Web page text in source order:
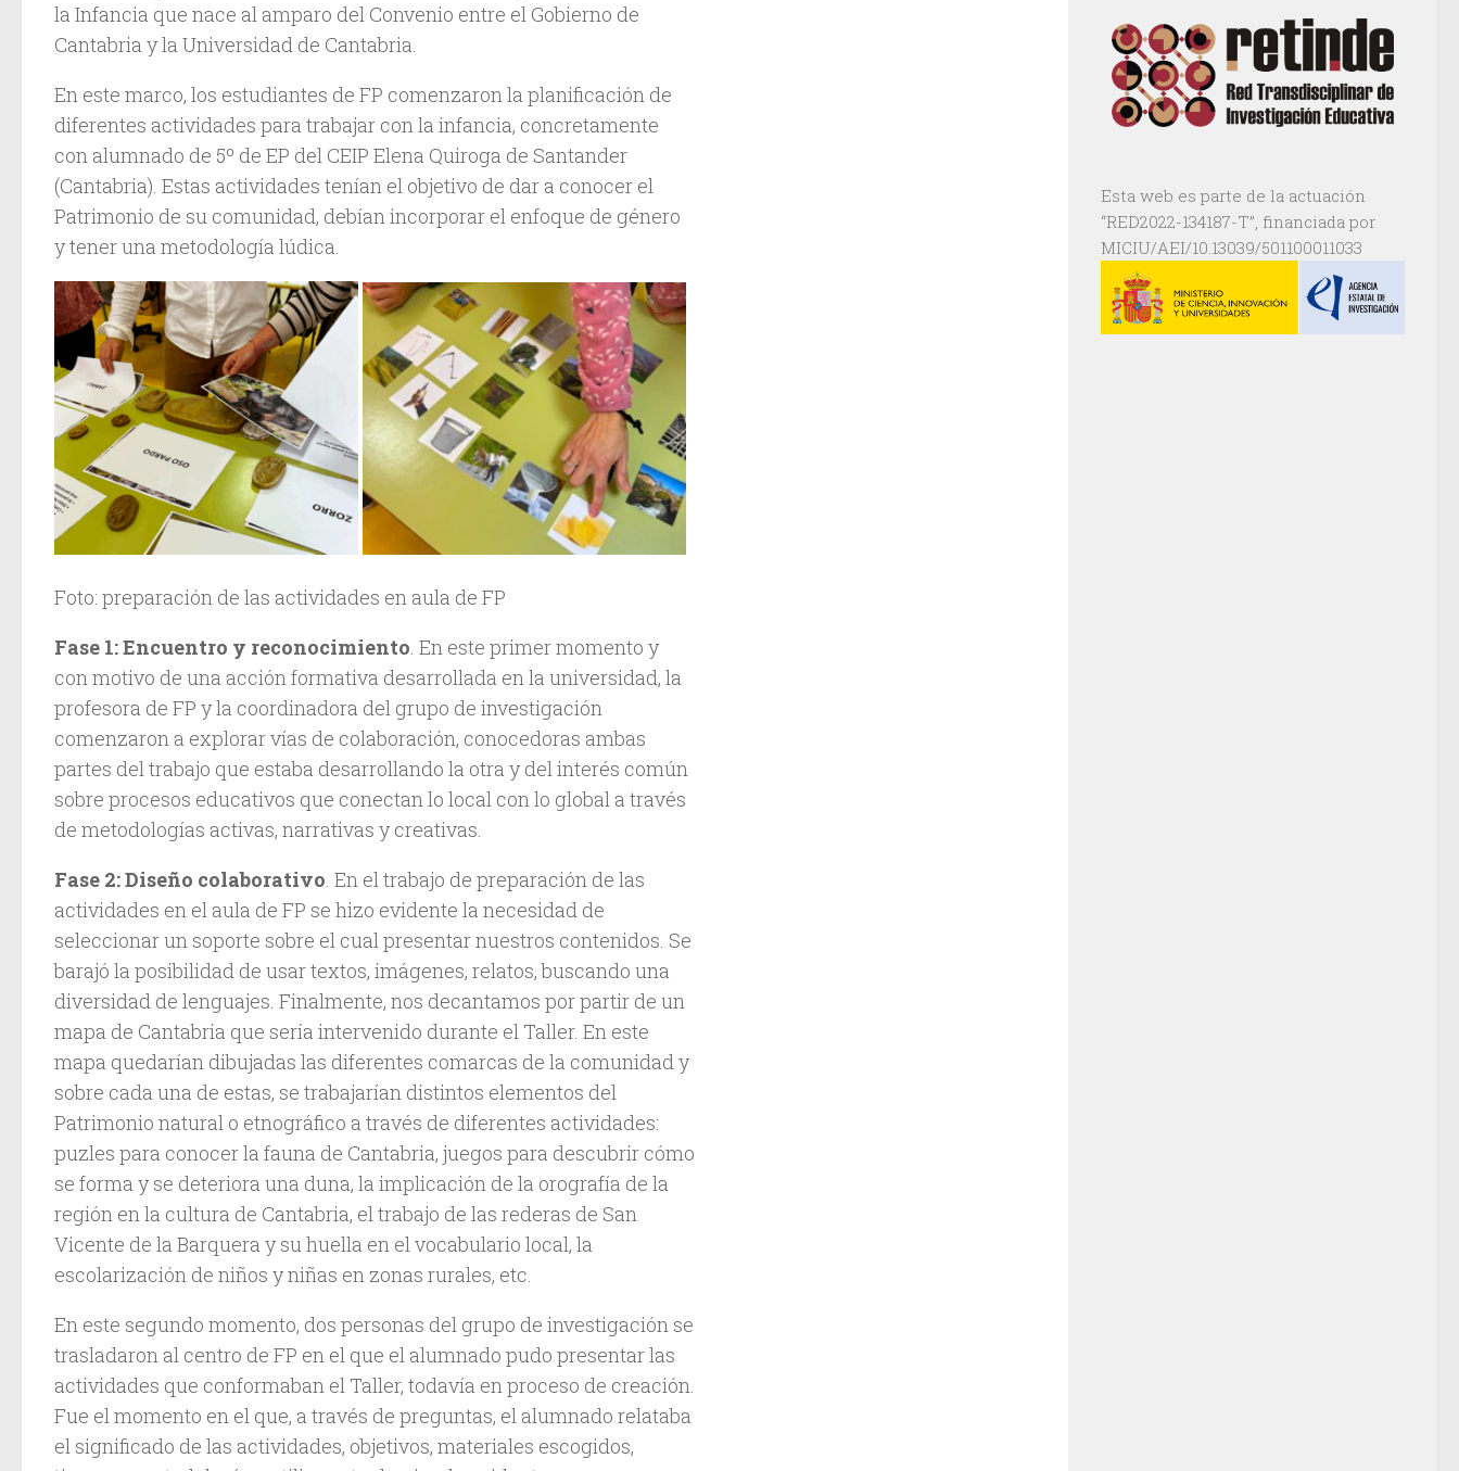
la Infancia que nace al amparo del Convenio entre el Gobierno de
Cantabria y la Universidad de Cantabria.
En este marco, los estudiantes de FP comenzaron la planificación de
diferentes actividades para trabajar con la infancia, concretamente
con alumnado de 5º de EP del CEIP Elena Quiroga de Santander
(Cantabria). Estas actividades tenían el objetivo de dar a conocer el
Patrimonio de su comunidad, debían incorporar el enfoque de género
y tener una metodología lúdica.
Foto: preparación de las actividades en aula de FP
Fase 1: Encuentro y reconocimiento. En este primer momento y
con motivo de una acción formativa desarrollada en la universidad, la
profesora de FP y la coordinadora del grupo de investigación
comenzaron a explorar vías de colaboración, conocedoras ambas
partes del trabajo que estaba desarrollando la otra y del interés común
sobre procesos educativos que conectan lo local con lo global a través
de metodologías activas, narrativas y creativas.
Fase 2: Diseño colaborativo. En el trabajo de preparación de las
actividades en el aula de FP se hizo evidente la necesidad de
seleccionar un soporte sobre el cual presentar nuestros contenidos. Se
barajó la posibilidad de usar textos, imágenes, relatos, buscando una
diversidad de lenguajes. Finalmente, nos decantamos por partir de un
mapa de Cantabria que sería intervenido durante el Taller. En este
mapa quedarían dibujadas las diferentes comarcas de la comunidad y
sobre cada una de estas, se trabajarían distintos elementos del
Patrimonio natural o etnográfico a través de diferentes actividades:
puzles para conocer la fauna de Cantabria, juegos para descubrir cómo
se forma y se deteriora una duna, la implicación de la orografía de la
región en la cultura de Cantabria, el trabajo de las rederas de San
Vicente de la Barquera y su huella en el vocabulario local, la
escolarización de niños y niñas en zonas rurales, etc.
En este segundo momento, dos personas del grupo de investigación se
trasladaron al centro de FP en el que el alumnado pudo presentar las
actividades que conformaban el Taller, todavía en proceso de creación.
Fue el momento en el que, a través de preguntas, el alumnado relataba
el significado de las actividades, objetivos, materiales escogidos,
Esta web es parte de la actuación
“RED2022-134187-T”, financiada por
MICIU/AEI/10.13039/501100011033